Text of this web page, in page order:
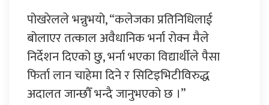
पोखरेलले भन्नुभयो, “कलेजका प्रतिनिधिलाई
बोलाएर तत्काल अवैधानिक भर्ना रोक्न मैले
निर्देशन दिएको छु, भर्ना भएका विद्यार्थीले पैसा
फिर्ता लान चाहेमा दिने र सिटिइभिटीविरुद्ध
अदालत जान्छौँ भन्दै जानुभएको छ ।”